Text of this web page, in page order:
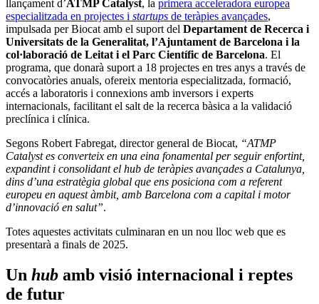
llançament d’ATMP Catalyst, la primera acceleradora europea
especialitzada en projectes i startups de teràpies avançades,
impulsada per Biocat amb el suport del Departament de Recerca i
Universitats de la Generalitat, l’Ajuntament de Barcelona i la
col·laboració de Leitat i el Parc Científic de Barcelona. El
programa, que donarà suport a 18 projectes en tres anys a través de
convocatòries anuals, ofereix mentoria especialitzada, formació,
accés a laboratoris i connexions amb inversors i experts
internacionals, facilitant el salt de la recerca bàsica a la validació
preclínica i clínica.
Segons Robert Fabregat, director general de Biocat, “ATMP
Catalyst es converteix en una eina fonamental per seguir enfortint,
expandint i consolidant el hub de teràpies avançades a Catalunya,
dins d’una estratègia global que ens posiciona com a referent
europeu en aquest àmbit, amb Barcelona com a capital i motor
d’innovació en salut”.
Totes aquestes activitats culminaran en un nou lloc web que es
presentarà a finals de 2025.
Un hub amb visió internacional i reptes
de futur